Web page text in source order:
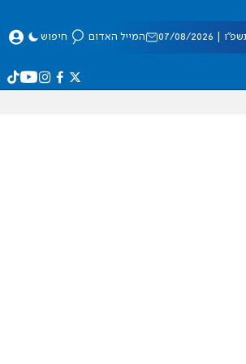
08/2026 המייל האדום חיפוש